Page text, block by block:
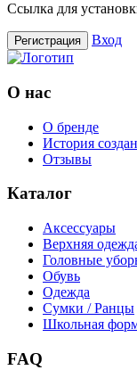
Ссылка для
Регистрация Вход
О нас
О бренде
История
Отзывы
Каталог
Аксессуары
Верхняя
Головные
Обувь
Одежда
Сумки / Ранцы
Школьная
FAQ